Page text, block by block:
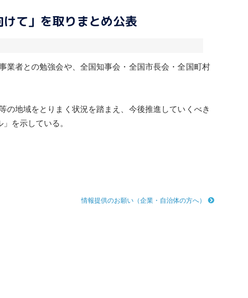
て」を取りまとめ公表
業者との勉強会や、全国知事会・全国市長会・全国町村
地域をとりまく状況を踏まえ、今後推進していくべき
を示している。
情報提供のお願い（企業・自治体の方へ）